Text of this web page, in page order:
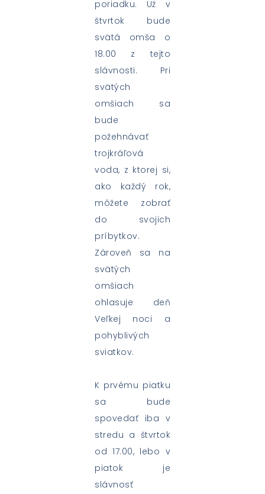
poriadku. Už v
štvrtok bude
svätá omša o
18.00 z tejto
slávnosti. Pri
svätých
omšiach sa
bude
požehnávať
trojkráľová
voda, z ktorej si,
ako každý rok,
môžete zobrať
do svojich
príbytkov.
Zároveň sa na
svätých
omšiach
ohlasuje deň
Veľkej noci a
pohyblivých
sviatkov.
K prvému piatku
sa bude
spovedať iba v
stredu a štvrtok
od 17.00, lebo v
piatok je
slávnosť